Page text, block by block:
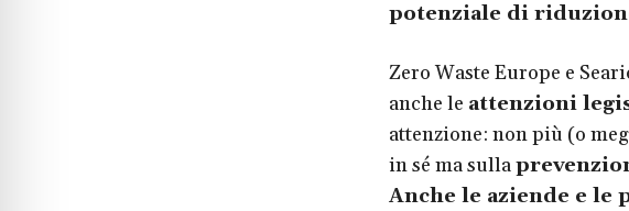
potenziale di
Zero Waste Europe e
anche le attenzioni
attenzione: non più (o
in sé ma sulla
Anche le aziende e le